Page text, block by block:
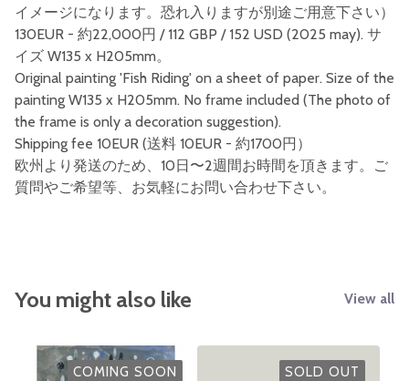
イメージになります。恐れ入りますが別途ご用意下さい）
130EUR - 約22,000円 / 112 GBP / 152 USD (2025 may). サ
イズ W135 x H205mm。
Original painting 'Fish Riding' on a sheet of paper. Size of the
painting W135 x H205mm. No frame included (The photo of
the frame is only a decoration suggestion).
Shipping fee 10EUR (送料 10EUR - 約1700円）
欧州より発送のため、10日〜2週間お時間を頂きます。ご
質問やご希望等、お気軽にお問い合わせ下さい。
You might also like View all
COMING SOON SOLD OUT